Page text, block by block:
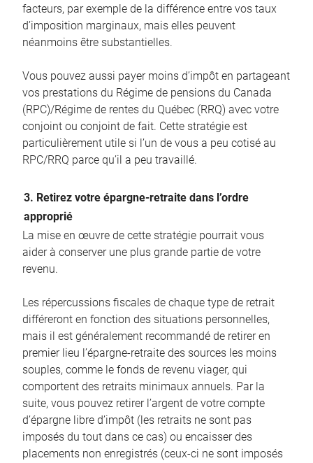
facteurs, par exemple de la différence entre vos taux
d’imposition marginaux, mais elles peuvent
néanmoins être substantielles.
Vous pouvez aussi payer moins d’impôt en partageant
vos prestations du Régime de pensions du Canada
(RPC)/Régime de rentes du Québec (RRQ) avec votre
conjoint ou conjoint de fait. Cette stratégie est
particulièrement utile si l’un de vous a peu cotisé au
RPC/RRQ parce qu’il a peu travaillé.
3. Retirez votre épargne-retraite dans l’ordre
approprié
La mise en œuvre de cette stratégie pourrait vous
aider à conserver une plus grande partie de votre
revenu.
Les répercussions fiscales de chaque type de retrait
différeront en fonction des situations personnelles,
mais il est généralement recommandé de retirer en
premier lieu l’épargne-retraite des sources les moins
souples, comme le fonds de revenu viager, qui
comportent des retraits minimaux annuels. Par la
suite, vous pouvez retirer l’argent de votre compte
d’épargne libre d’impôt (les retraits ne sont pas
imposés du tout dans ce cas) ou encaisser des
placements non enregistrés (ceux-ci ne sont imposés